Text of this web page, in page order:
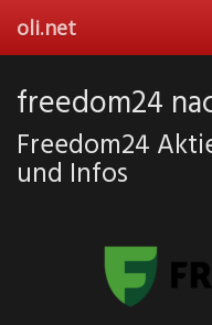
main
oli.net
freedom24
Freedom24
und Infos